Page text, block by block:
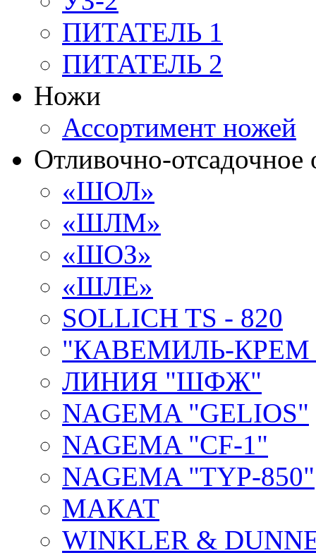
ПИТАТЕЛЬ 1
ПИТАТЕЛЬ 2
Ножи
Ассортимент ножей
Отливочно-отсадочное
«ШОЛ»
«ШЛМ»
«ШОЗ»
«ШЛЕ»
SOLLICH TS - 820
"КАВЕМИЛЬ-КРЕМ
ЛИНИЯ "ШФЖ"
NAGEMA "GELIOS"
NAGEMA "CF-1"
NAGEMA "TYP-850"
МАКАТ
WINKLER &